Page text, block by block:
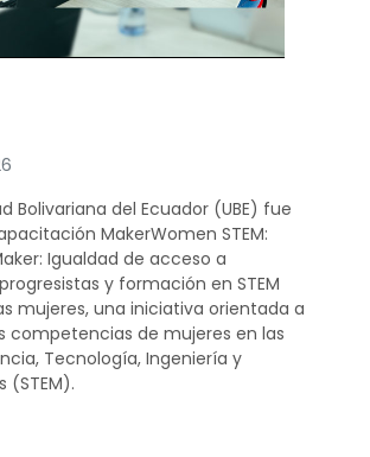
Bolivariana del Ecuador (UBE) fue
MakerWomen STEM:
Igualdad de acceso a
y formación en STEM
mujeres, una iniciativa orientada a
competencias de mujeres en las
Tecnología, Ingeniería y